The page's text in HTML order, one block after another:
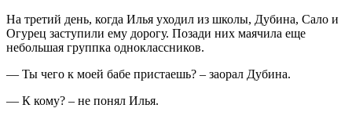
На третий день, когда Илья уходил из школы, Дубина, Сало и
Огурец заступили ему дорогу. Позади них маячила еще
небольшая группка одноклассников.
— Ты чего к моей бабе пристаешь? – заорал Дубина.
— К кому? – не понял Илья.